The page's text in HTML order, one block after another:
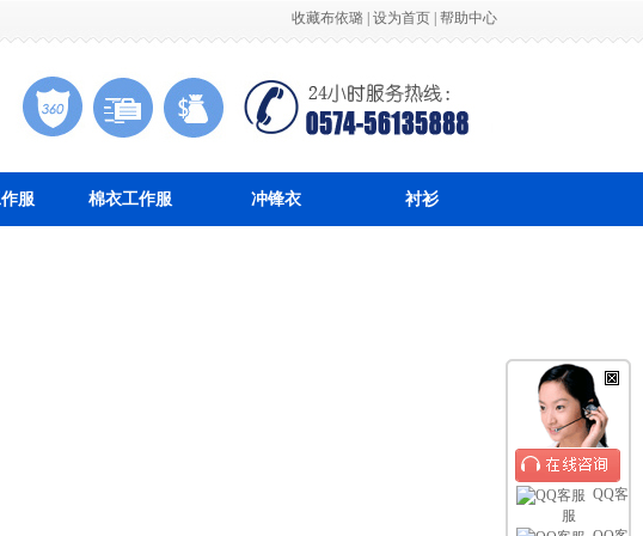
收藏布依璐 设为首页 帮助中心
服 棉衣工作服 冲锋衣 衬衫
QQ客
服